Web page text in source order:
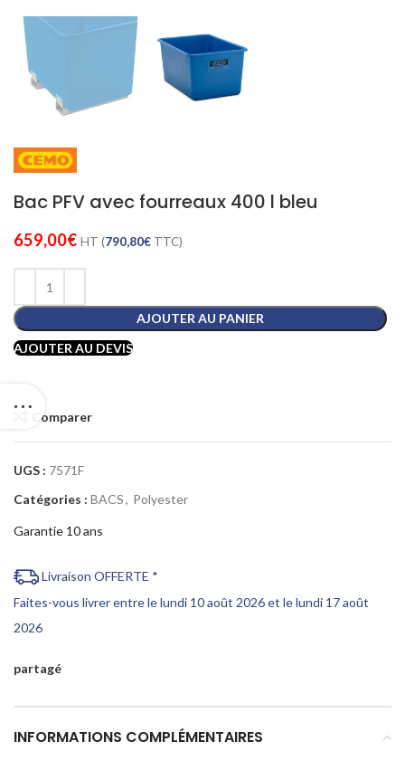
Bac PFV avec fourreaux 400 l bleu
659,00€ HT (790,80€ TTC)
AJOUTER AU PANIER
AJOUTER AU DEVIS
Comparer
UGS : 7571F
Catégories : BACS, Polyester
Garantie 10 ans
Livraison OFFERTE *
Faites-vous livrer entre le lundi 10 août 2026 et le lundi 17 août
2026
partagé
INFORMATIONS COMPLÉMENTAIRES